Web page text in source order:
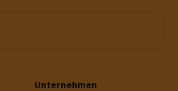
Unternehmen